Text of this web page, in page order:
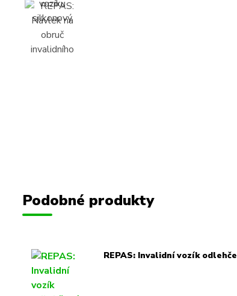
Podobné produkty
REPAS: Invalidní vozík